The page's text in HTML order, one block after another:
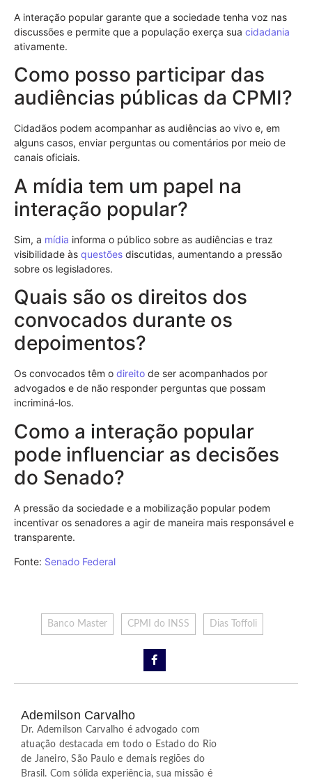
A interação popular garante que a sociedade tenha voz nas
discussões e permite que a população exerça sua cidadania
ativamente.
Como posso participar das
audiências públicas da CPMI?
Cidadãos podem acompanhar as audiências ao vivo e, em
alguns casos, enviar perguntas ou comentários por meio de
canais oficiais.
A mídia tem um papel na
interação popular?
Sim, a mídia informa o público sobre as audiências e traz
visibilidade às questões discutidas, aumentando a pressão
sobre os legisladores.
Quais são os direitos dos
convocados durante os
depoimentos?
Os convocados têm o direito de ser acompanhados por
advogados e de não responder perguntas que possam
incriminá-los.
Como a interação popular
pode influenciar as decisões
do Senado?
A pressão da sociedade e a mobilização popular podem
incentivar os senadores a agir de maneira mais responsável e
transparente.
Fonte: Senado Federal
Banco Master CPMI do INSS Dias Toffoli
Ademilson Carvalho
Dr. Ademilson Carvalho é advogado com
atuação destacada em todo o Estado do Rio
de Janeiro, São Paulo e demais regiões do
Brasil. Com sólida experiência, sua missão é